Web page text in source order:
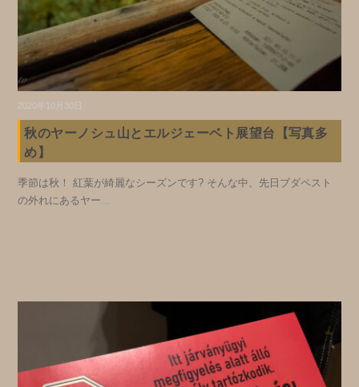
2020年10月30日
秋のヤーノシュ山とエルジェーベト展望台【写真多
め】
季節は秋！ 紅葉が綺麗なシーズンです? そんな中、先日ブダペスト
の外れにあるヤー